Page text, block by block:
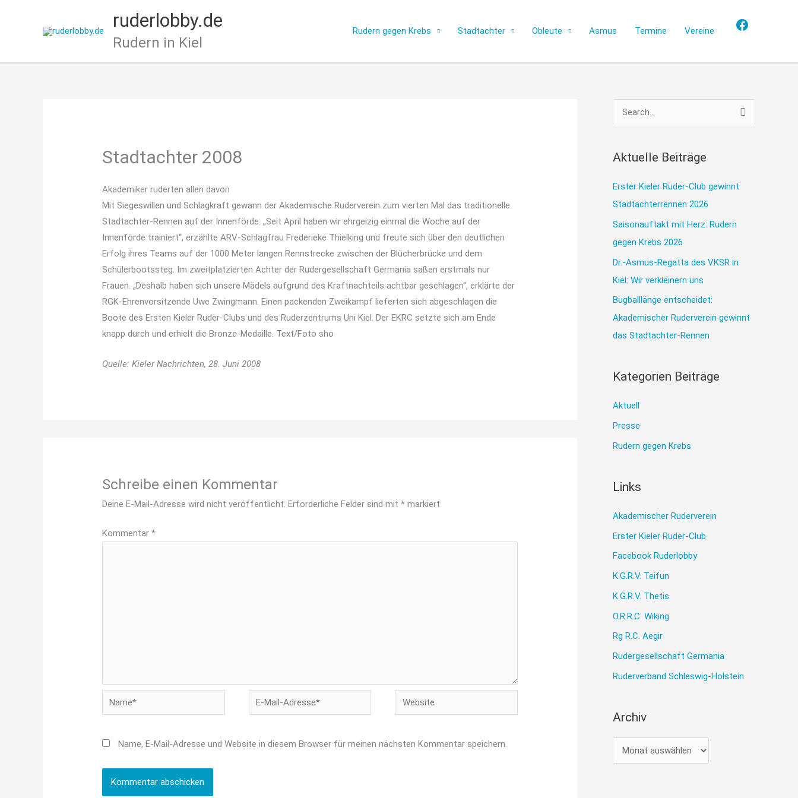
ruderlobby.de
Rudern in Kiel
Rudern gegen Krebs Stadtachter Obleute Asmus Termine Vereine
Facebook
Stadtachter 2008
Akademiker ruderten allen davon
Mit Siegeswillen und Schlagkraft gewann der Akademische Ruderverein zum vierten Mal das traditionelle
Stadtachter-Rennen auf der Innenförde. „Seit April haben wir ehrgeizig einmal die Woche auf der
Innenförde trainiert“, erzählte ARV-Schlagfrau Frederieke Thielking und freute sich über den deutlichen
Erfolg ihres Teams auf der 1000 Meter langen Rennstrecke zwischen der Blücherbrücke und dem
Schülerbootssteg. Im zweitplatzierten Achter der Rudergesellschaft Germania saßen erstmals nur
Frauen. „Deshalb haben sich unsere Mädels aufgrund des Kraftnachteils achtbar geschlagen“, erklärte der
RGK-Ehrenvorsitzende Uwe Zwingmann. Einen packenden Zweikampf lieferten sich abgeschlagen die
Boote des Ersten Kieler Ruder-Clubs und des Ruderzentrums Uni Kiel. Der EKRC setzte sich am Ende
knapp durch und erhielt die Bronze-Medaille. Text/Foto sho
Quelle: Kieler Nachrichten, 28. Juni 2008
Schreibe einen Kommentar
Deine E-Mail-Adresse wird nicht veröffentlicht. Erforderliche Felder sind mit* markiert
Kommentar*
Name*
E-
Mail-
Website
Name, E-Mail-Adresse und Website in diesem Browser für meinen nächsten Kommentar speichern.
u
h
c
h
:
Aktuelle Beiträge
Erster Kieler Ruder-Club gewinnt
Stadtachterrennen 2026
Saisonauftakt mit Herz: Rudern
gegen Krebs 2026
Dr.-Asmus-Regatta des VKSR in
Kiel: Wir verkleinern uns
Bugballlänge entscheidet:
Akademischer Ruderverein gewinnt
das Stadtachter-Rennen
Kategorien Beiträge
Aktuell
Presse
Rudern gegen Krebs
Links
Akademischer Ruderverein
Erster Kieler Ruder-Club
Facebook Ruderlobby
K.G.R.V. Teifun
K.G.R.V. Thetis
O.R.R.C. Wiking
Rg R.C. Aegir
Rudergesellschaft Germania
Ruderverband Schleswig-Holstein
Archiv
r